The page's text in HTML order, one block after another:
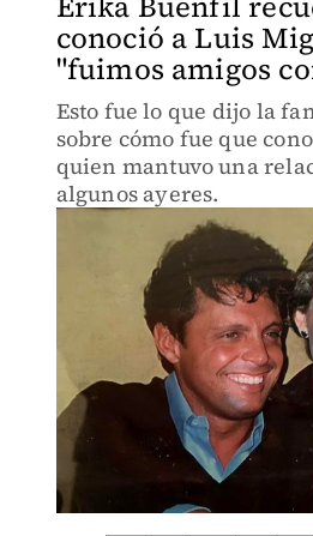
conoció a Luis
"fuimos amigos
Esto fue lo que dijo la
sobre cómo fue que
quien mantuvo una
algunos ayeres.